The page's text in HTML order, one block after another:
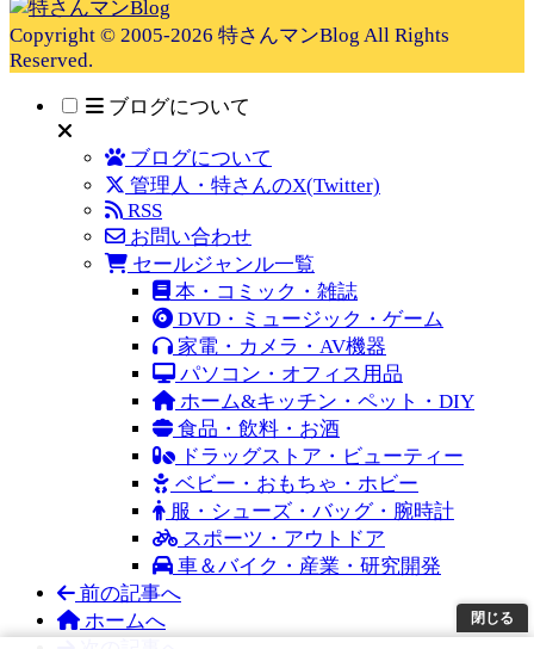
閉じる
Copyright © 2005-2026 特さんマンBlog All Rights
Reserved.
ブログについて
ブログについて
管理人・特さんのX(Twitter)
RSS
お問い合わせ
セールジャンル一覧
本・コミック・雑誌
DVD・ミュージック・ゲーム
家電・カメラ・AV機器
パソコン・オフィス用品
ホーム&キッチン・ペット・DIY
食品・飲料・お酒
ドラッグストア・ビューティー
ベビー・おもちゃ・ホビー
服・シューズ・バッグ・腕時計
スポーツ・アウトドア
車＆バイク・産業・研究開発
前の記事へ
ホームへ